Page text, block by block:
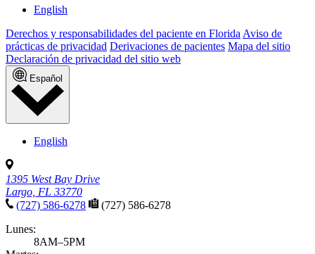
English
Derechos y responsabilidades del paciente en Florida Aviso de
prácticas de privacidad Derivaciones de pacientes Mapa del sitio
Declaración de privacidad del sitio web
Español
English
1395 West Bay Drive
Largo, FL 33770
(727) 586-6278
(727) 586-6278
Lunes:
8AM–5PM